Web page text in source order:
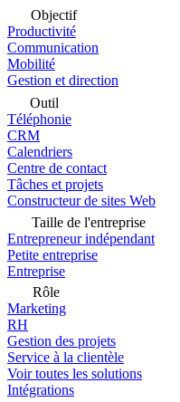
Objectif
Productivité
Communication
Mobilité
Gestion et direction
Outil
Téléphonie
CRM
Calendriers
Centre de contact
Tâches et projets
Constructeur de sites Web
Taille de l'entreprise
Entrepreneur indépendant
Petite entreprise
Entreprise
Rôle
Marketing
RH
Gestion des projets
Service à la clientèle
Voir toutes les solutions
Intégrations